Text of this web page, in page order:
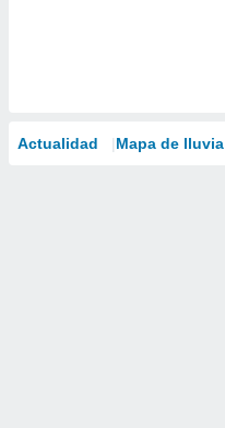
Actualidad Mapa de lluvia